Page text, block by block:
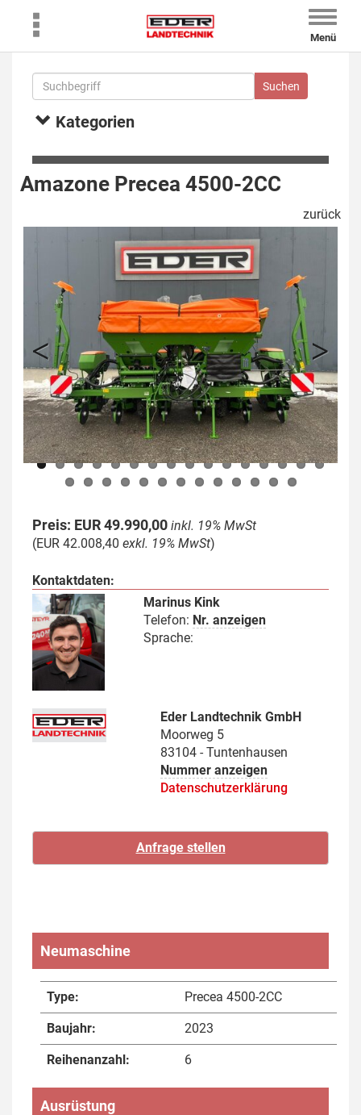
Toggle
Menü
Kategorien
Amazone Precea 4500-2CC
zurück
Previous Next
Preis: EUR 49.990,00 inkl. 19% MwSt
(EUR 42.008,40 exkl. 19% MwSt)
Kontaktdaten:
Marinus Kink
Telefon: Nr. anzeigen
Sprache:
Eder Landtechnik GmbH
Moorweg 5
83104 - Tuntenhausen
Nummer anzeigen
Datenschutzerklärung
Neumaschine
Type: Precea 4500-2CC
Baujahr: 2023
Reihenanzahl: 6
Ausrüstung